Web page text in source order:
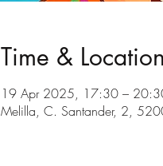
Time & Location
19 Apr 2025, 17:30 –
Melilla, C. Santander, 2,